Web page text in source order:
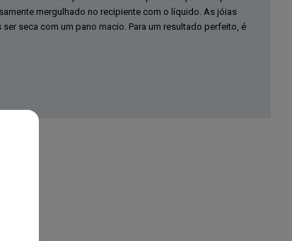
mergulhado no recipiente com o líquido. As jóias
seca com um pano macio. Para um resultado perfeito, é